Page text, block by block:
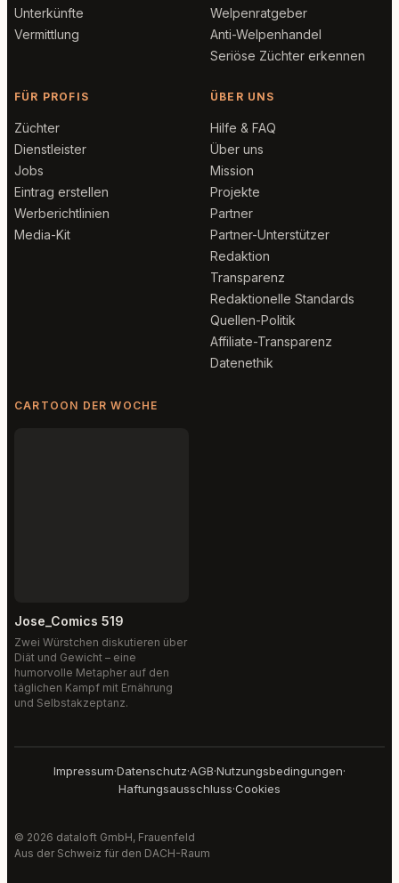
Unterkünfte
Vermittlung
Welpenratgeber
Anti-Welpenhandel
Seriöse Züchter erkennen
FÜR PROFIS
Züchter
Dienstleister
Jobs
Eintrag erstellen
Werberichtlinien
Media-Kit
ÜBER UNS
Hilfe & FAQ
Über uns
Mission
Projekte
Partner
Partner-Unterstützer
Redaktion
Transparenz
Redaktionelle Standards
Quellen-Politik
Affiliate-Transparenz
Datenethik
CARTOON DER WOCHE
Jose_Comics 519
Zwei Würstchen diskutieren über
Diät und Gewicht – eine
humorvolle Metapher auf den
täglichen Kampf mit Ernährung
und Selbstakzeptanz.
Impressum·Datenschutz·AGB·Nutzungsbedingungen·
Haftungsausschluss·Cookies
© 2026 dataloft GmbH, Frauenfeld
Aus der Schweiz für den DACH-Raum